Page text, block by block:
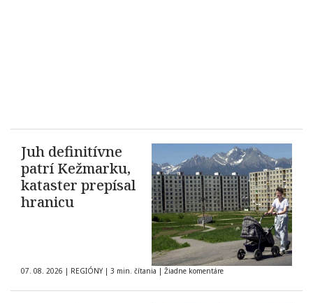
Juh definitívne
patrí Kežmarku,
kataster prepísal
hranicu
07. 08. 2026 | REGIÓNY | 3 min. čítania | Žiadne komentáre